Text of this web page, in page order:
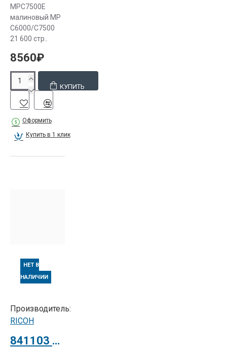
MPC7500E
малиновый MP
C6000/C7500
21 600 стр..
8560₽
КУПИТЬ
Оформить
Купить в 1 клик
НЕТ В
НАЛИЧИИ
Производитель:
RICOH
841103 Тонер тип MPC7500E желтый Ricoh Aficio MP C6000/C7500